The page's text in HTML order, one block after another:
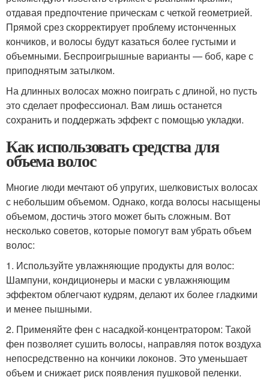
отдавая предпочтение прическам с четкой геометрией.
Прямой срез скорректирует проблему истонченных
кончиков, и волосы будут казаться более густыми и
объемными. Беспроигрышные варианты — боб, каре с
приподнятым затылком.
На длинных волосах можно поиграть с длиной, но пусть
это сделает профессионал. Вам лишь останется
сохранить и поддержать эффект с помощью укладки.
Как использовать средства для
объема волос
Многие люди мечтают об упругих, шелковистых волосах
с небольшим объемом. Однако, когда волосы насыщены
объемом, достичь этого может быть сложным. Вот
несколько советов, которые помогут вам убрать объем
волос:
1. Используйте увлажняющие продукты для волос:
Шампуни, кондиционеры и маски с увлажняющим
эффектом облегчают кудрям, делают их более гладкими
и менее пышными.
2. Применяйте фен с насадкой-концентратором: Такой
фен позволяет сушить волосы, направляя поток воздуха
непосредственно на кончики локонов. Это уменьшает
объем и снижает риск появления пушковой пеленки.